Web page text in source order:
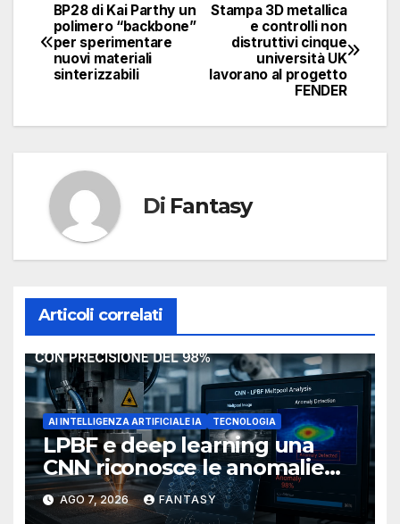
Navigazione
articoli
Stampa 3D metallica
e controlli non
distruttivi cinque
università UK
lavorano al progetto
FENDER
BP28 di Kai Parthy un
polimero “backbone”
per sperimentare
nuovi materiali
sinterizzabili
Di Fantasy
Articoli correlati
AI INTELLIGENZA ARTIFICIALE IA TECNOLOGIA
LPBF e deep learning una
CNN riconosce le anomalie
del bagno di fusione
AGO 7, 2026 FANTASY